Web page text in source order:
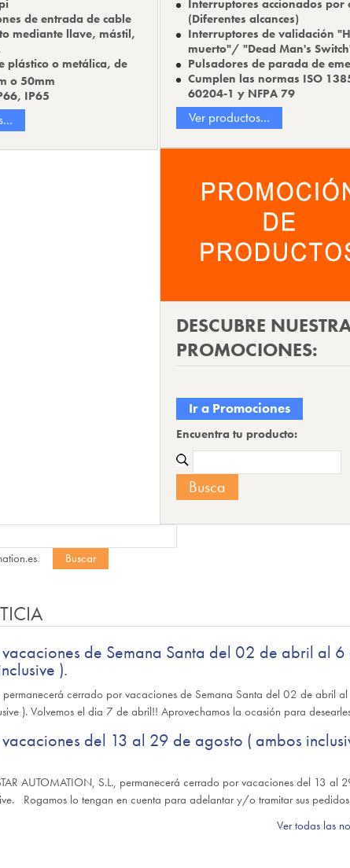
de entrada de cable
mediante llave, mástil,
plástico o metálica, de
o 50mm
IP65
Interruptores accionados por
(Diferentes alcances)
Interruptores de validación
muerto"/ "Dead Man's
Pulsadores de parada de
Cumplen las normas ISO
60204-1 y NFPA 79
Ver productos...
DESCUBRE
PROMOCIONES:
Ir a Promociones
Encuentra tu producto:
de Semana Santa del 02 de abril al 6
).
permanecerá cerrado por vacaciones de Semana Santa del 02 de abril
). Volvemos el dia 7 de abril!! Aprovechamos la ocasión para
del 13 al 29 de agosto ( ambos
AUTOMATION, S.L., permanecerá cerrado por vacaciones del 13 al
Rogamos lo tengan en cuenta para adelantar y/o tramitar sus
Ver todas las